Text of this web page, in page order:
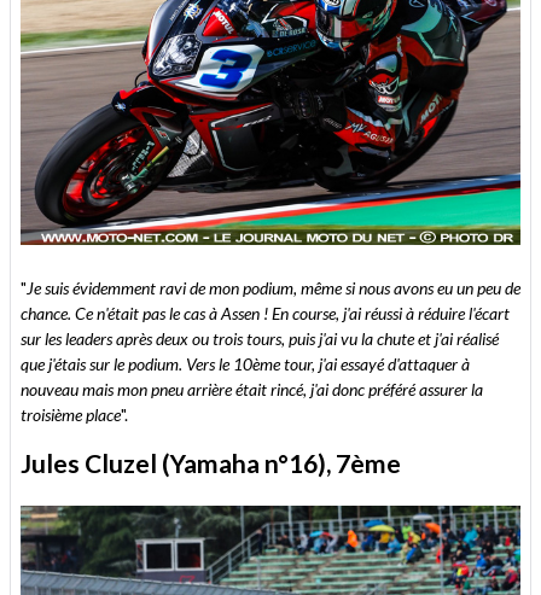
"Je suis évidemment ravi de mon podium, même si nous avons eu un peu de
chance. Ce n'était pas le cas à Assen ! En course, j'ai réussi à réduire l'écart
sur les leaders après deux ou trois tours, puis j'ai vu la chute et j'ai réalisé
que j'étais sur le podium. Vers le 10ème tour, j'ai essayé d'attaquer à
nouveau mais mon pneu arrière était rincé, j'ai donc préféré assurer la
troisième place".
Jules Cluzel (Yamaha n°16), 7ème